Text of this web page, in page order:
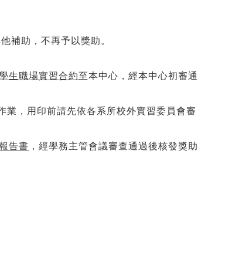
補助，不再予以獎助。
生職場實習合約至本中心，經本中心初審通
業，用印前請先依各系所校外實習委員會審
告書 ，經學務主管會議審查通過後核發獎助